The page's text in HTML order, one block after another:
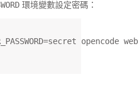
環境變數設定密碼：
=secret opencode web